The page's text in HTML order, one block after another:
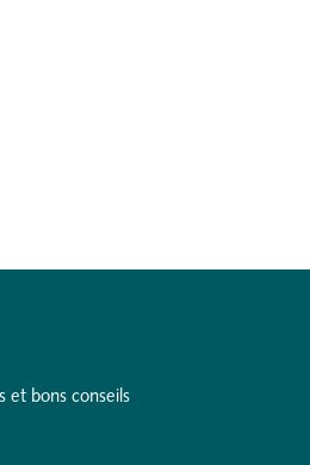
et bons conseils